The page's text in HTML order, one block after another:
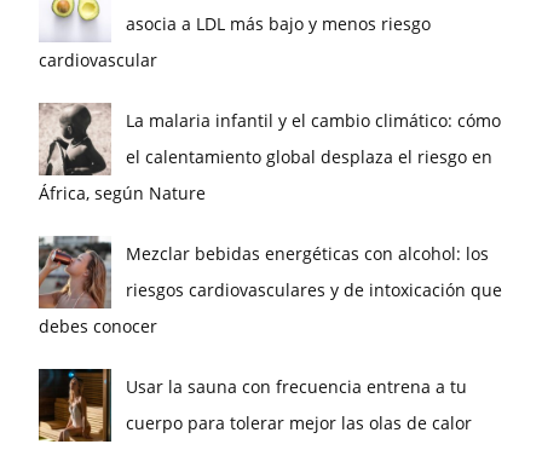
asocia a LDL más bajo y menos riesgo
cardiovascular
La malaria infantil y el cambio climático: cómo
el calentamiento global desplaza el riesgo en
África, según Nature
Mezclar bebidas energéticas con alcohol: los
riesgos cardiovasculares y de intoxicación que
debes conocer
Usar la sauna con frecuencia entrena a tu
cuerpo para tolerar mejor las olas de calor